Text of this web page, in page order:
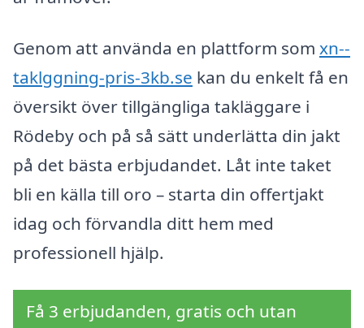
Genom att använda en plattform som xn--
taklggning-pris-3kb.se kan du enkelt få en
översikt över tillgängliga takläggare i
Rödeby och på så sätt underlätta din jakt
på det bästa erbjudandet. Låt inte taket
bli en källa till oro – starta din offertjakt
idag och förvandla ditt hem med
professionell hjälp.
Få 3 erbjudanden, gratis och utan